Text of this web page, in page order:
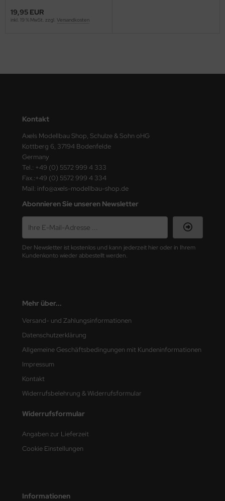
19,95 EUR
inkl. 19 % MwSt. zzgl. Versandkosten
Kontakt
Axels Modellbau Shop, Schulze & Sohn oHG
Kottberg 6, 37194 Bodenfelde
Germany
Tel.: +49 (0) 5572 999 4 333
Fax.:+49 (0) 5572 999 4 334
Mail: info@axels-modellbau-shop.de
Abonnieren Sie unseren Newsletter
Der Newsletter ist kostenlos und kann jederzeit hier oder in Ihrem
Kundenkonto wieder abbestellt werden.
Mehr über...
Versand- und Zahlungsinformationen
Datenschutzerklärung
Allgemeine Geschäftsbedingungen mit Kundeninformationen
Impressum
Kontakt
Widerrufsbelehrung & Widerrufsformular
Widerrufsformular
Angaben zur Lieferzeit
Cookie Einstellungen
Informationen
Factory
Box LTD
Tools
Model
Hobby
Models
Hobby / Gunze Sangyo
Beemax